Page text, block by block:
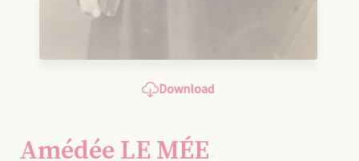
Download
Amédée LE MÉE